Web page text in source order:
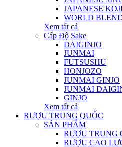
JAPANESE
WORLD
Xem tất cả
Cấp Độ Sake
DAIGINJO
JUNMAI
FUTSUSHU
HONJOZO
JUNMAI GINJO
JUNMAI
GINJO
Xem tất cả
RƯỢU TRUNG QUỐC
SẢN PHẨM
RƯỢU TRUNG
RƯỢU CAO